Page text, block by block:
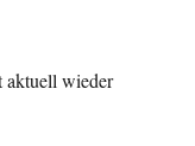
aktuell wieder